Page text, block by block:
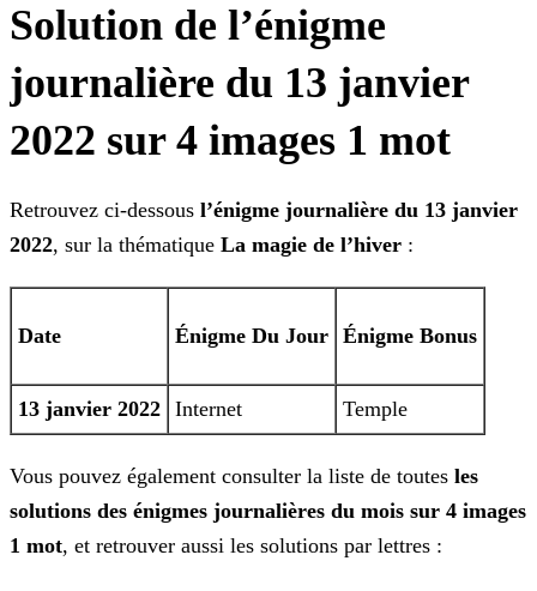
Solution de l’énigme
journalière du 13 janvier
2022 sur 4 images 1 mot
Retrouvez ci-dessous l’énigme journalière du 13 janvier
2022, sur la thématique La magie de l’hiver :
Date Énigme Du Jour Énigme Bonus
13 janvier 2022 Internet Temple
Vous pouvez également consulter la liste de toutes les
solutions des énigmes journalières du mois sur 4 images
1 mot, et retrouver aussi les solutions par lettres :